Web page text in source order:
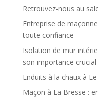
Retrouvez-nous au
Entreprise de
toute confiance
Isolation de mur
son importance
Enduits à la chaux à
Maçon à La Bresse :